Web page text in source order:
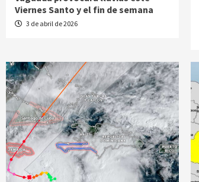
Viernes Santo y el fin de semana
3 de abril de 2026